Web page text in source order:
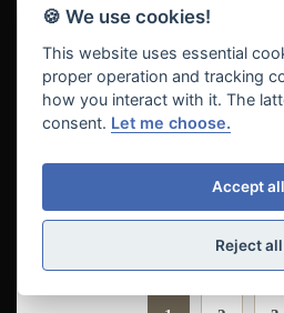
219 Kč
🍪 We use cookies!
This website uses essential
proper operation and tracking
how you interact with it. The
consent. Let me choose.
Accept all
Reject all